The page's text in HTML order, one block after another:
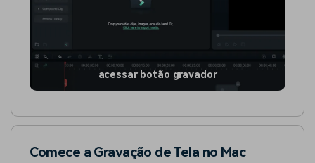
acessar botão gravador
Comece a Gravação de Tela no Mac